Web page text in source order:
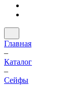
Главная
–
Каталог
–
Cейфы